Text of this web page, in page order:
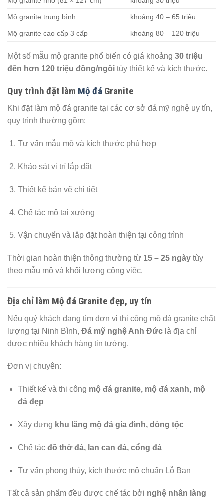
Mộ granite trung bình khoảng 40 – 65 triệu
Mộ granite cao cấp 3 cấp khoảng 80 – 120 triệu
Một số mẫu mộ granite phổ biến có giá khoảng 30 triệu
đến hơn 120 triệu đồng/ngôi tùy thiết kế và kích thước.
Quy trình đặt làm Mộ đá Granite
Khi đặt làm mộ đá granite tại các cơ sở đá mỹ nghệ uy tín,
quy trình thường gồm:
Tư vấn mẫu mộ và kích thước phù hợp
Khảo sát vị trí lắp đặt
Thiết kế bản vẽ chi tiết
Chế tác mộ tại xưởng
Vận chuyển và lắp đặt hoàn thiện tại công trình
Thời gian hoàn thiện thông thường từ 15 – 25 ngày tùy
theo mẫu mộ và khối lượng công việc.
Địa chỉ làm Mộ đá Granite đẹp, uy tín
Nếu quý khách đang tìm đơn vị thi công mộ đá granite chất
lượng tại Ninh Bình, Đá mỹ nghệ Anh Đức là địa chỉ
được nhiều khách hàng tin tưởng.
Đơn vị chuyên:
Thiết kế và thi công mộ đá granite, mộ đá xanh, mộ
đá đẹp
Xây dựng khu lăng mộ đá gia đình, dòng tộc
Chế tác đồ thờ đá, lan can đá, cổng đá
Tư vấn phong thủy, kích thước mộ chuẩn Lỗ Ban
Tất cả sản phẩm đều được chế tác bởi nghệ nhân làng